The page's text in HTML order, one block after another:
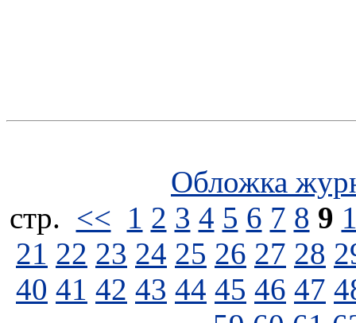
Обложка
стp. << 1 2 3 4 5 6 7 8 9
21 22 23 24 25 26 27 28
40 41 42 43 44 45 46 47